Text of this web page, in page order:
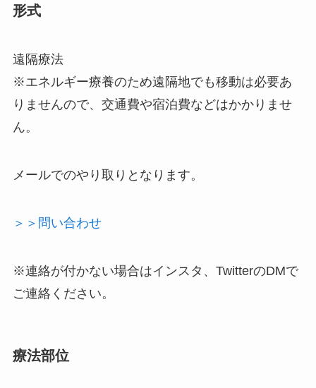
形式
遠隔療法
※エネルギー療養のため遠隔地でも移動は必要あ
りませんので、交通費や宿泊費などはかかりませ
ん。
メールでのやり取りとなります。
＞＞問い合わせ
※連絡が付かない場合はインスタ、TwitterのDMで
ご連絡ください。
療法部位